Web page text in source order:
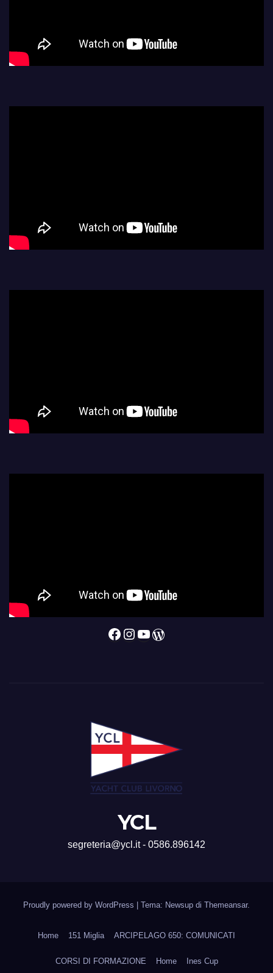
Facebook Instagram YouTube WordPress
YCL
segreteria@ycl.it - 0586.896142
Proudly powered by WordPress Tema: Newsup di Themeansar.
Home 151 Miglia ARCIPELAGO 650: COMUNICATI
CORSI DI FORMAZIONE Home Ines Cup